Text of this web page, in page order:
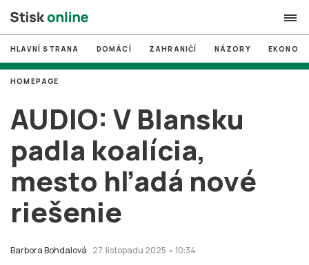
search
# MUNI
# Brno
# volby
login PŘIHLÁSIT SE
Zapomněli jste heslo?
HLAVNÍ STRANA DOMÁCÍ ZAHRANIČÍ NÁZORY
AUDIO: V Blansku
padla koalícia,
mesto hľadá nové
riešenie
Barbora Bohdalová 27. listopadu 2025 • 10:34
HOMEPAGE